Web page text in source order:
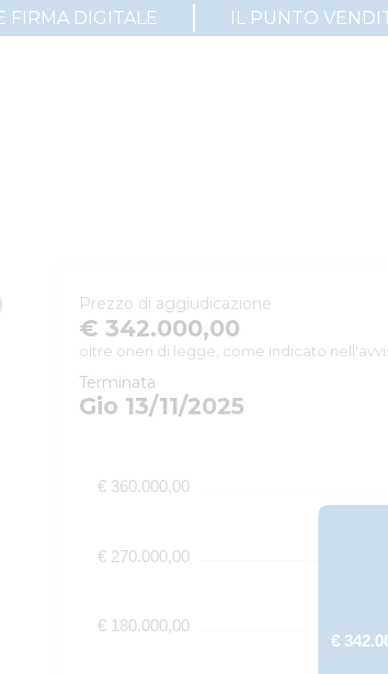
FIRMA DIGITALE IL PUNTO
Prezzo di aggiudicazione
€ 342.000,00
oltre oneri di legge, come indicato
Terminata
Gio 13/11/2025
€
€ 360.000,00
€ 270.000,00
€ 180.000,00